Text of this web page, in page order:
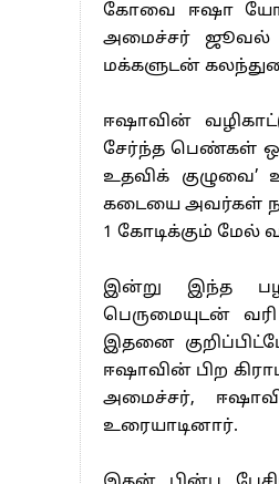
கோவை ஈஷா யோக
அமைச்சர் ஜூவல்
மக்களுடன்
ஈஷாவின்
சேர்ந்த பெண்கள்
உதவிக் குழுவை’
கடையை அவர்கள்
1 கோடிக்கும் மேல்
இன்று இந்த
பெருமையுடன்
இதனை
ஈஷாவின் பிற
அமைச்சர்,
உரையாடினார்.